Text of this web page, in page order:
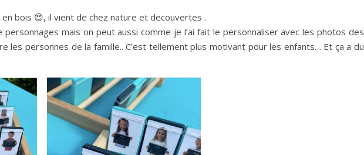
en bois 😍, il vient de chez nature et decouvertes .
mais on peut aussi comme je l’ai fait le personnaliser avec les photos des
les personnes de la famille.. C’est tellement plus motivant pour les enfants… Et ça a du